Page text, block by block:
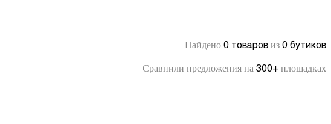
Найдено 0 товаров из 0 бутиков
Сравнили предложения на 300+ площадках